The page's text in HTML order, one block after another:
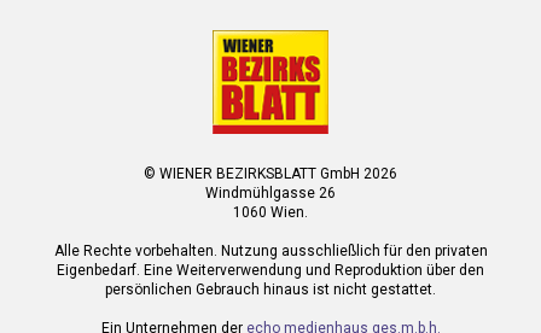
© WIENER BEZIRKSBLATT GmbH 2026
Windmühlgasse 26
1060 Wien.
Alle Rechte vorbehalten. Nutzung ausschließlich für den privaten
Eigenbedarf. Eine Weiterverwendung und Reproduktion über den
persönlichen Gebrauch hinaus ist nicht gestattet.
Ein Unternehmen der echo medienhaus ges.m.b.h.